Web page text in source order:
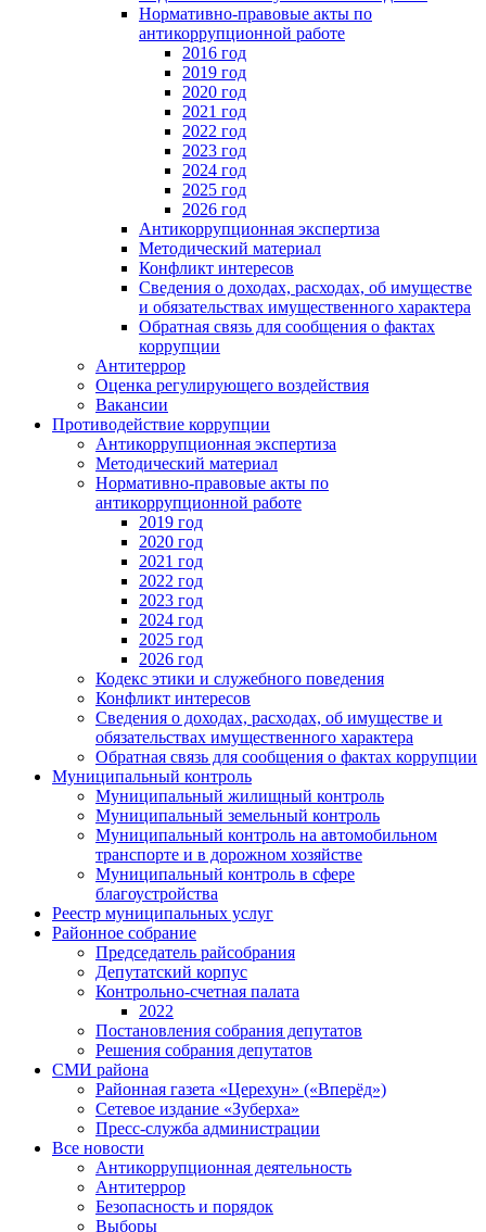
Нормативно-правовые акты по
антикоррупционной работе
2016 год
2019 год
2020 год
2021 год
2022 год
2023 год
2024 год
2025 год
2026 год
Антикоррупционная экспертиза
Методический материал
Конфликт интересов
Сведения о доходах, расходах, об имуществе
и обязательствах имущественного характера
Обратная связь для сообщения о фактах
коррупции
Антитеррор
Оценка регулирующего воздействия
Вакансии
Противодействие коррупции
Антикоррупционная экспертиза
Методический материал
Нормативно-правовые акты по
антикоррупционной работе
2019 год
2020 год
2021 год
2022 год
2023 год
2024 год
2025 год
2026 год
Кодекс этики и служебного поведения
Конфликт интересов
Сведения о доходах, расходах, об имуществе и
обязательствах имущественного характера
Обратная связь для сообщения о фактах коррупции
Муниципальный контроль
Муниципальный жилищный контроль
Муниципальный земельный контроль
Муниципальный контроль на автомобильном
транспорте и в дорожном хозяйстве
Муниципальный контроль в сфере
благоустройства
Реестр муниципальных услуг
Районное собрание
Председатель райсобрания
Депутатский корпус
Контрольно-счетная палата
2022
Постановления собрания депутатов
Решения собрания депутатов
СМИ района
Районная газета «Церехун» («Вперёд»)
Сетевое издание «Зуберха»
Пресс-служба администрации
Все новости
Антикоррупционная деятельность
Антитеррор
Безопасность и порядок
Выборы